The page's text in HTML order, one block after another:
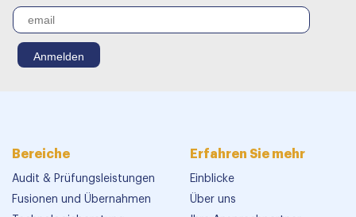
Bereiche
Audit & Prüfungsleistungen
Fusionen und Übernahmen
Erfahren Sie mehr
Einblicke
Über uns